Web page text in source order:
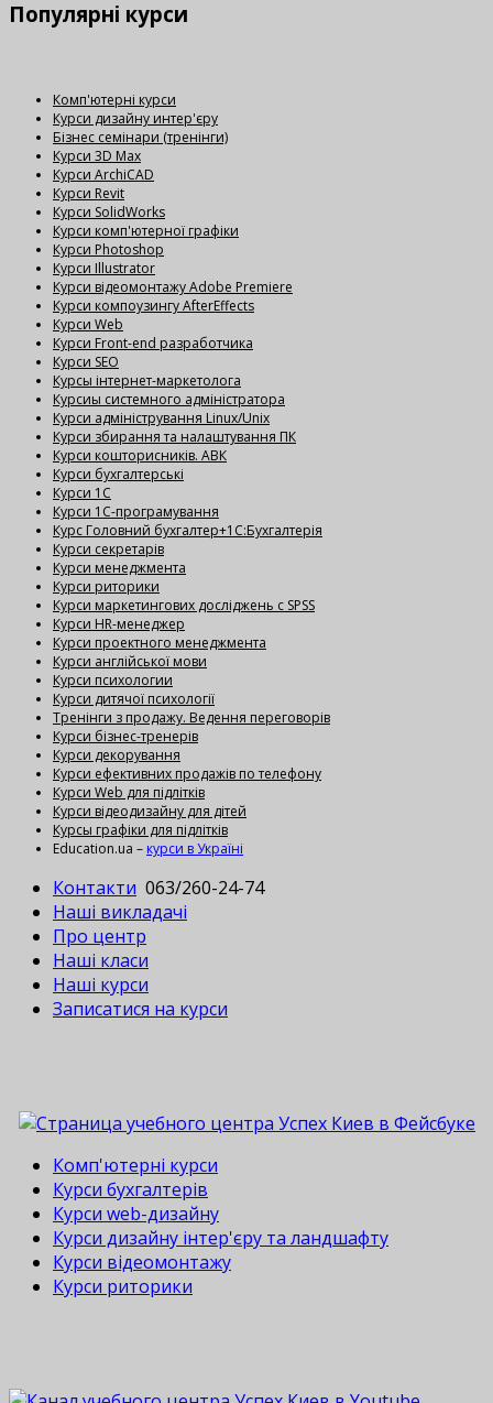
Популярні курси
Комп'ютерні курси
Курси дизайну интер'єру
Бізнес семінари (тренінги)
Курси 3D Max
Курси ArchiCAD
Курси Revit
Курси SolidWorks
Курси комп'ютерної графіки
Курси Photoshop
Курси Illustrator
Курси відеомонтажу Adobe Premiere
Курси компоузингу AfterEffects
Курси Web
Курси Front-end разработчика
Курси SEO
Курсы інтернет-маркетолога
Курсиы системного адміністратора
Курси адміністрування Linux/Unix
Курси збирання та налаштування ПК
Курси кошторисників. АВК
Курси бухгалтерські
Курси 1С
Курси 1С-програмування
Курс Головний бухгалтер+1С:Бухгалтерія
Курси секретарів
Курси менеджмента
Курси риторики
Курси маркетингових досліджень с SPSS
Курси HR-менеджер
Курси проектного менеджмента
Курси англійської мови
Курси психологии
Курси дитячої психології
Тренінги з продажу. Ведення переговорів
Курси бізнес-тренерів
Курси декорування
Курси ефективних продажів по телефону
Курси Web для підлітків
Курси відеодизайну для дітей
Курсы графіки для підлітків
Education.ua – курси в Україні
Контакти 063/260-24-74
Наші викладачі
Про центр
Наші класи
Наші курси
Записатися на курси
Комп'ютерні курси
Курси бухгалтерів
Курси web-дизайну
Курси дизайну інтер'єру та ландшафту
Курси відеомонтажу
Курси риторики